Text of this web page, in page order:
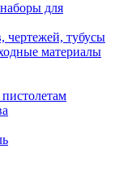
для
чертежей, тубусы
материалы